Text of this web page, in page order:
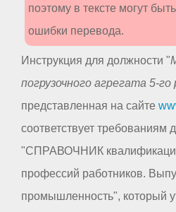
поэтому в тексте могут
ошибки перевода.
Инструкция для должности "
погрузочного агрегата 5-го
представленная на сайте
соответствует требованиям
"СПРАВОЧНИК
профессий работников.
промышленность", который